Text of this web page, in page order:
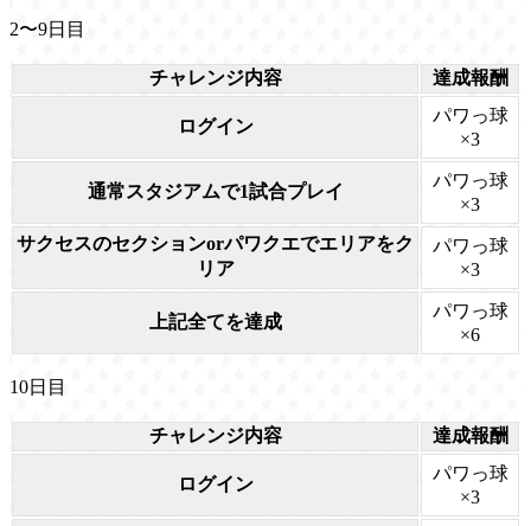
2〜9日目
チャレンジ内容 達成報酬
ログイン
パワっ球
×3
通常スタジアムで1試合プレイ
パワっ球
×3
サクセスのセクションorパワクエでエリアをク
リア
パワっ球
×3
上記全てを達成
パワっ球
×6
10日目
チャレンジ内容 達成報酬
ログイン
パワっ球
×3